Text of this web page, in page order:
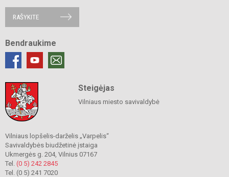
RAŠYKITE
Bendraukime
Steigėjas
Vilniaus miesto savivaldybė
Vilniaus lopšelis-darželis „Varpelis“
Savivaldybės biudžetinė įstaiga
Ukmergės g. 204, Vilnius 07167
Tel. (0 5) 242 2845
Tel. (0 5) 241 7020